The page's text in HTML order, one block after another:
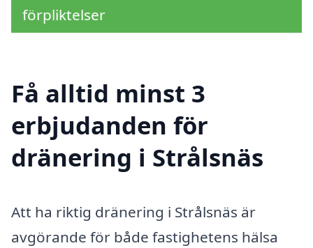
förpliktelser
Få alltid minst 3
erbjudanden för
dränering i Strålsnäs
Att ha riktig dränering i Strålsnäs är
avgörande för både fastighetens hälsa